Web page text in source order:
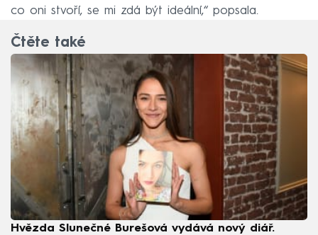
co oni stvoří, se mi zdá být ideální,“ popsala.
Čtěte také
Hvězda Slunečné Burešová vydává nový diář.